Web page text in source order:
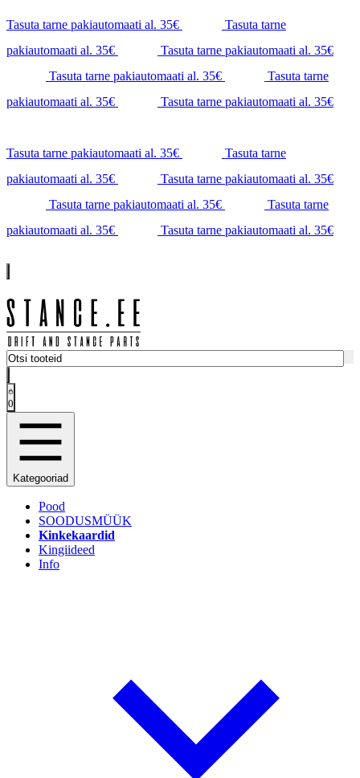
Tasuta tarne pakiautomaati al. 35€
Tasuta tarne
pakiautomaati al. 35€
Tasuta tarne pakiautomaati al. 35€
Tasuta tarne pakiautomaati al. 35€
Tasuta tarne
pakiautomaati al. 35€
Tasuta tarne pakiautomaati al. 35€
Tasuta tarne pakiautomaati al. 35€
Tasuta tarne
pakiautomaati al. 35€
Tasuta tarne pakiautomaati al. 35€
Tasuta tarne pakiautomaati al. 35€
Tasuta tarne
pakiautomaati al. 35€
Tasuta tarne pakiautomaati al. 35€
0
Kategooriad
Pood
SOODUSMÜÜK
Kinkekaardid
Kingiideed
Info